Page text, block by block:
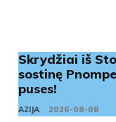
Skrydžiai iš
sostinę
puses!
AZIJA 2026-08-08